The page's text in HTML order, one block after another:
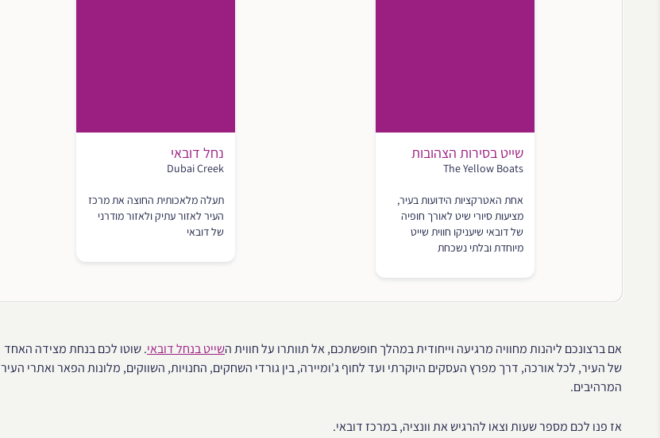
שייט בסירות הצהובות
The Yellow Boats
אחת האטרקציות הידועות בעיר,
מציעות סיורי שיט לאורך חופיה
של דובאי שיעניקו חווית שייט
מיוחדת ובלתי נשכחת
נחל דובאי
Dubai Creek
תעלה מלאכותית החוצה את מרכז
העיר לאזור עתיק ולאזור מודרני
של דובאי
אם ברצונכם ליהנות מחוויה מרגיעה וייחודית במהלך חופשתכם, אל תוותרו על חווית השייט בנחל דובאי. שוטו לכם בנחת מצידה האחד
של העיר, לכל אורכה, דרך מפרץ העסקים היוקרתי ועד לחוף ג'ומיירה, בין גורדי השחקים, החנויות, השווקים, מלונות הפאר ואתרי העיר
המרהיבים.
אז פנו לכם מספר שעות וצאו להרגיש את וונציה, במרכז דובאי.